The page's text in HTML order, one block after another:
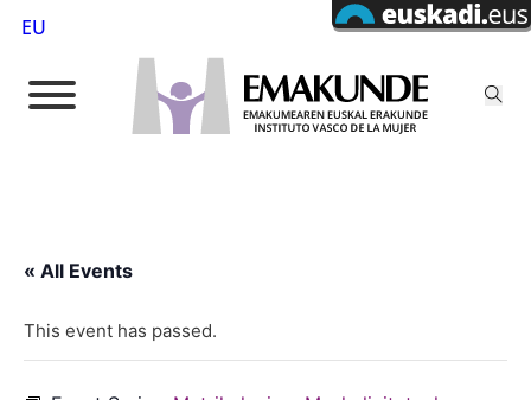
EU
« All Events
This event has passed.